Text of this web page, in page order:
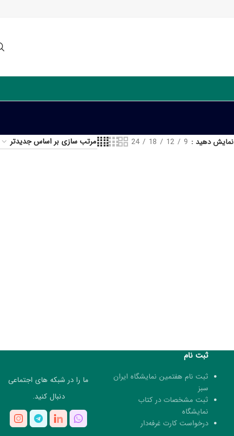
نمایش دهید 9
12
18
24
ثبت نام
ثبت نام هفتمین نمایشگاه ایران
سبز
ثبت مشخصات در کتاب
نمایشگاه
درخواست کارت غرفه‌دار
ما را در شبکه های اجتماعی
دنبال کنید.